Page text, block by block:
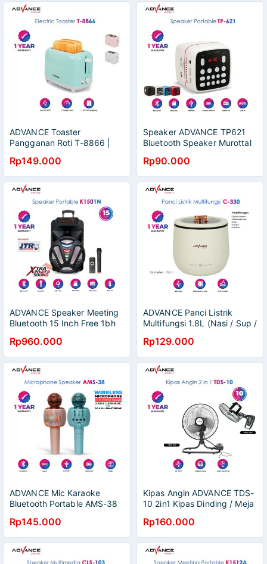
ADVANCE Toaster
Pangganan Roti T-8866 |
Tahun
Rp149.000
Speaker ADVANCE TP621
Bluetooth Speaker Murottal
tidak termasuk)
Rp90.000
ADVANCE Speaker Meeting
Bluetooth 15 Inch Free 1bh
Rp960.000
ADVANCE Panci Listrik
Multifungsi 1.8L (Nasi / Sup /
Cooker Mini C-330
Rp129.000
ADVANCE Mic Karaoke
Bluetooth Portable AMS-38
Speaker
Rp145.000
Kipas Angin ADVANCE TDS-
10 2in1 Kipas Dinding / Meja
Rp160.000